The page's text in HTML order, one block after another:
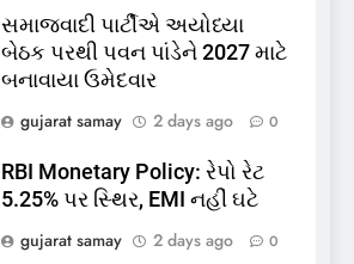
સમાજવાદી પાર્ટીએ અયોધ્યા
બેઠક પરથી પવન પાંડેને 2027 માટે
બનાવાયા ઉમેદવાર
gujarat samay
2 days ago 0
RBI Monetary Policy: રેપો રેટ
5.25% પર સ્થિર, EMI નહીં ઘટે
gujarat samay
2 days ago 0
કોડીનારના છારા દરિયાકાંઠે પાંચ
કિશોરો ડૂબ્યા, 3નો બચાવ, 2
લાપતા
GUJARAT TOP NEWS
પાસપોર્ટ વેરિફિકેશન માટે હવે
પોલીસ સ્ટેશનના ધક્કામાંથી